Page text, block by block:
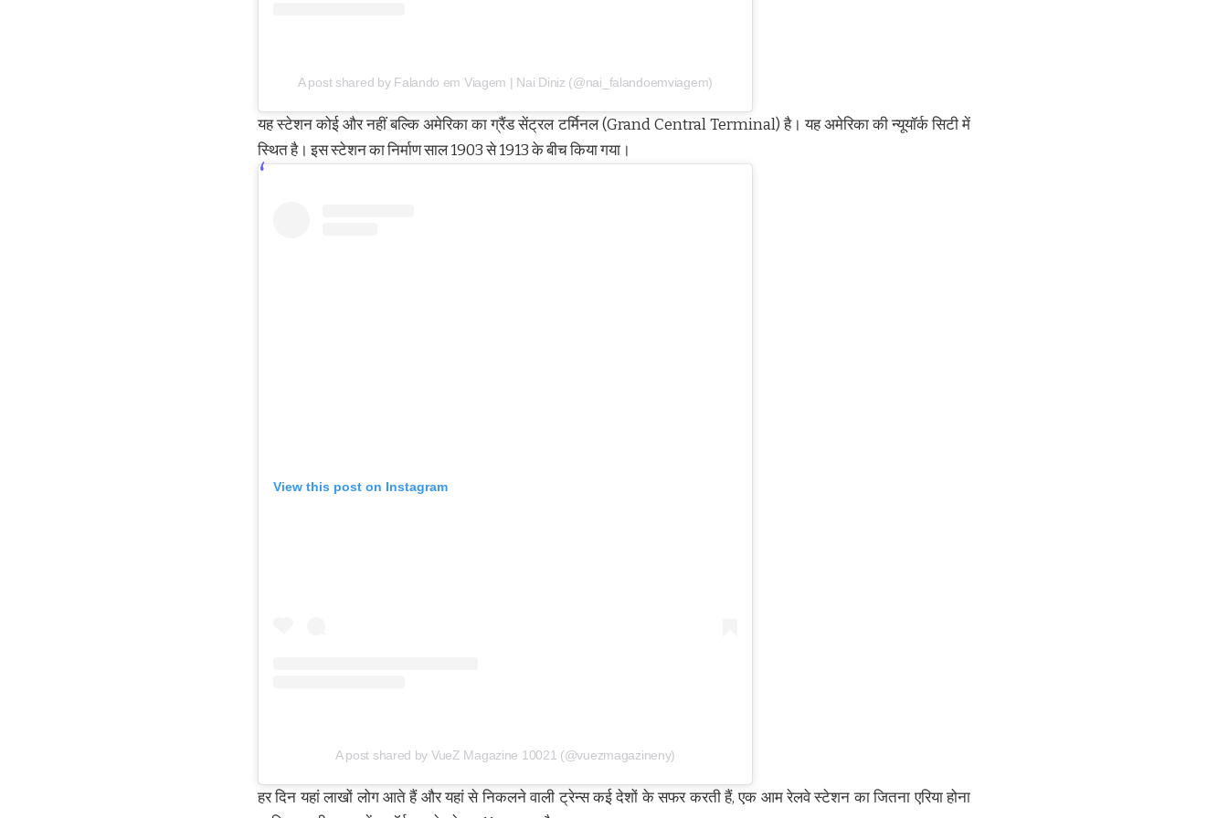
A post shared by Falando em Viagem | Nai Diniz (@nai_falandoemviagem)
यह स्टेशन कोई और नहीं बल्कि अमेरिका का ग्रैंड सेंट्रल टर्मिनल (Grand Central Terminal) है। यह अमेरिका की न्यूयॉर्क सिटी में
स्थित है। इस स्टेशन का निर्माण साल 1903 से 1913 के बीच किया गया।
View this post on Instagram
A post shared by VueZ Magazine 10021 (@vuezmagazineny)
हर दिन यहां लाखों लोग आते हैं और यहां से निकलने वाली ट्रेन्स कई देशों के सफर करती हैं, एक आम रेलवे स्टेशन का जितना एरिया होना